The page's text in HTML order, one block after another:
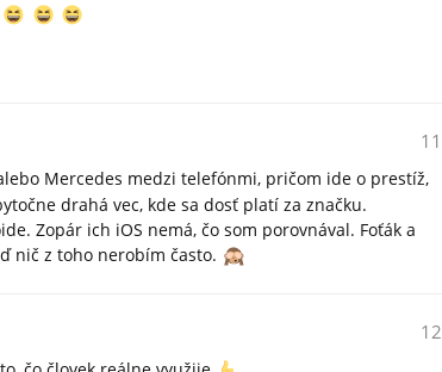
11
Mercedes medzi telefónmi, pričom ide o prestíž,
drahá vec, kde sa dosť platí za značku.
Zopár ich iOS nemá, čo som porovnával. Foťák a
nič z toho nerobím často.
12